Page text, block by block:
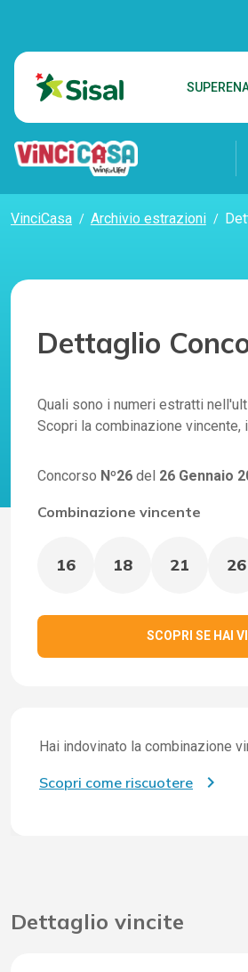
VinciCasa Archivio estrazioni
Dettaglio
Quali sono i numeri estratti
Scopri la combinazione
Concorso Nº26 del 26 Gennaio
Combinazione vincente
16 18 21 26
SCOPRI SE HAI
Hai indovinato la combinazione
Scopri come riscuotere
Dettaglio vincite